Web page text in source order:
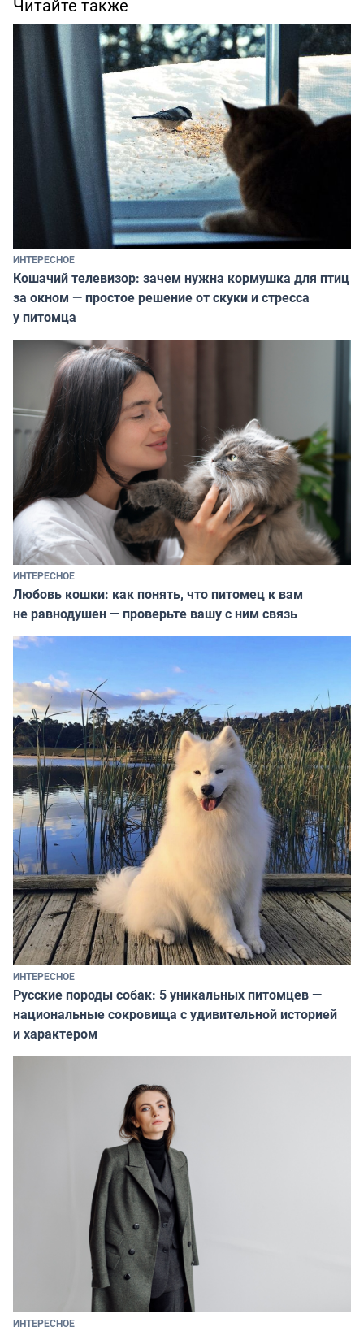
Читайте также
ИНТЕРЕСНОЕ
Кошачий телевизор: зачем нужна кормушка для птиц
за окном — простое решение от скуки и стресса
у питомца
ИНТЕРЕСНОЕ
Любовь кошки: как понять, что питомец к вам
не равнодушен — проверьте вашу с ним связь
ИНТЕРЕСНОЕ
Русские породы собак: 5 уникальных питомцев —
национальные сокровища с удивительной историей
и характером
ИНТЕРЕСНОЕ